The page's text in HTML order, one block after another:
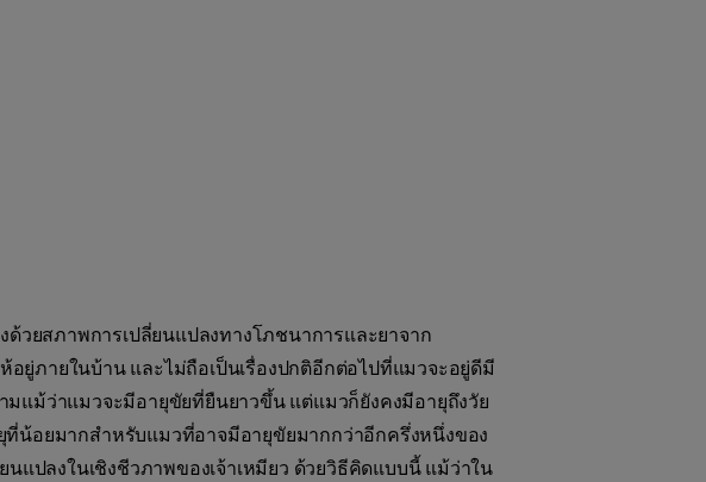
วยสภาพการเปลี่ยนแปลงทางโภชนาการและยาจาก
ยู่ภายในบ้าน และไม่ถือเป็นเรื่องปกติอีกต่อไปที่แมวจะอยู่ดีมี
มแม้ว่าแมวจะมีอายุขัยที่ยืนยาวขึ้น แต่แมวก็ยังคงมีอายุถึงวัย
น้อยมากสำหรับแมวที่อาจมีอายุขัยมากกว่าอีกครึ่งหนึ่งของ
ปลงในเชิงชีวภาพของเจ้าเหมียว ด้วยวิธีคิดแบบนี้ แม้ว่าใน